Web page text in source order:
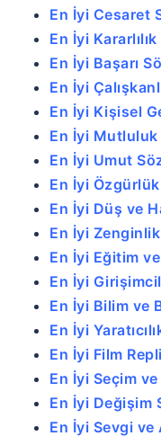
En İyi Cesaret
En İyi
En İyi Başarı
En İyi
En İyi Kişisel
En İyi Mutluluk
En İyi Umut
En İyi
En İyi Düş ve
En İyi
En İyi Eğitim
En İyi
En İyi Bilim ve
En İyi
En İyi Film
En İyi Seçim
En İyi Değişim
En İyi Sevgi ve